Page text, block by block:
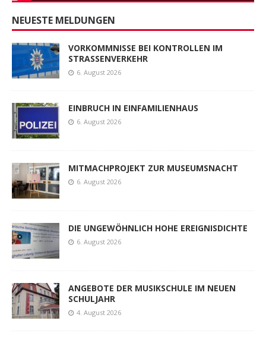
NEUESTE MELDUNGEN
VORKOMMNISSE BEI KONTROLLEN IM
STRASSENVERKEHR
6. August 2026
EINBRUCH IN EINFAMILIENHAUS
6. August 2026
MITMACHPROJEKT ZUR MUSEUMSNACHT
6. August 2026
DIE UNGEWÖHNLICH HOHE EREIGNISDICHTE
6. August 2026
ANGEBOTE DER MUSIKSCHULE IM NEUEN
SCHULJAHR
4. August 2026